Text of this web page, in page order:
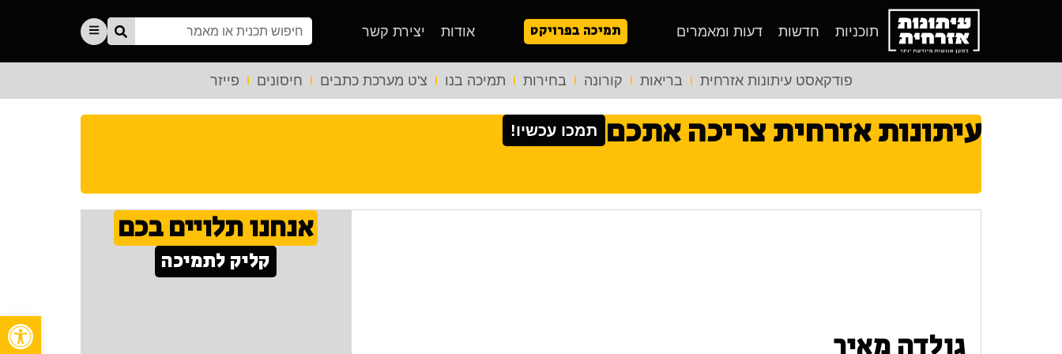
תוכניות חדשות דעות ומאמרים תמיכה בפרויקט אודות יצירת קשר
פודקאסט עיתונות אזרחית בריאות קורונה בחירות תמיכה בנו צ'ט מערכת כתבים חיסונים פייזר
עיתונות אזרחית צריכה אתכם תמכו עכשיו!
אנחנו תלויים בכם
קליק לתמיכה